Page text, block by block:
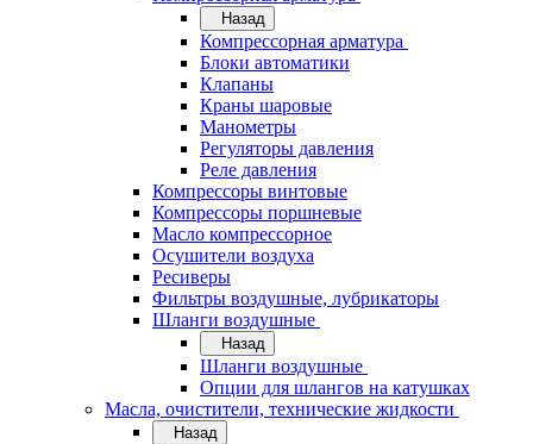
Назад
Компрессорная арматура
Блоки автоматики
Клапаны
Краны шаровые
Манометры
Регуляторы давления
Реле давления
Компрессоры винтовые
Компрессоры поршневые
Масло компрессорное
Осушители воздуха
Ресиверы
Фильтры воздушные, лубрикаторы
Шланги воздушные
Назад
Шланги воздушные
Опции для шлангов на катушках
Масла, очистители, технические жидкости
Назад